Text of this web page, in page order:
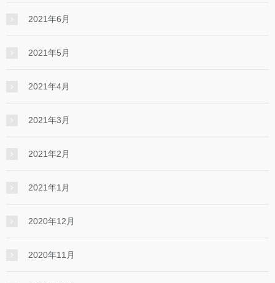
2021年6月
2021年5月
2021年4月
2021年3月
2021年2月
2021年1月
2020年12月
2020年11月